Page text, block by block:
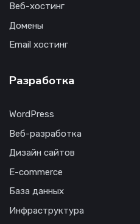
Веб-хостинг
Домены
Email хостинг
Разработка
WordPress
Веб-разработка
Дизайн сайтов
E-commerce
База данных
Инфраструктура